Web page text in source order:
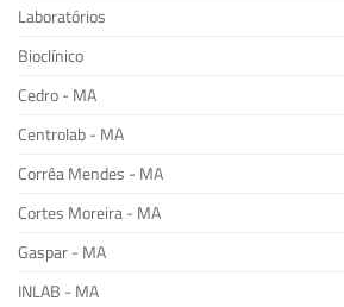
Laboratórios
Bioclínico
Cedro - MA
Centrolab - MA
Corrêa Mendes - MA
Cortes Moreira - MA
Gaspar - MA
INLAB - MA